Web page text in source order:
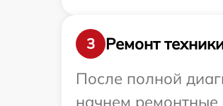
3
Ремонт
После полной